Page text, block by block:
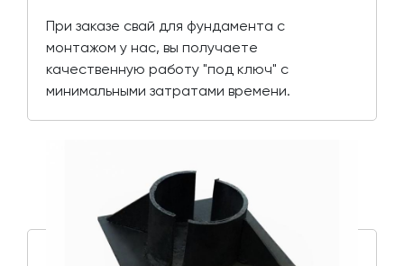
При заказе свай для фундамента с
монтажом у нас, вы получаете
качественную работу "под ключ" с
минимальными затратами времени.